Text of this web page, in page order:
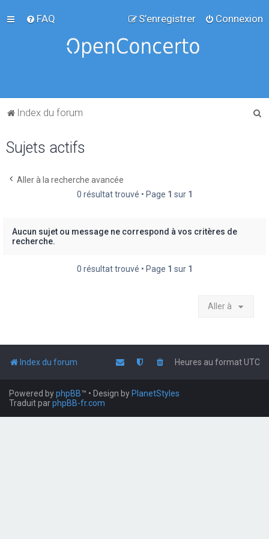
FAQ Connexion
S’enregistrer
Index du forum
Sujets actifs
Aller à la recherche avancée
0 résultat trouvé • Page 1 sur 1
Aucun sujet ou message ne correspond à vos critères de
recherche.
0 résultat trouvé • Page 1 sur 1
Aller à
Index du forum Heures au formatUTC
Powered byphpBB™ • Design by PlanetStyles
Traduit parphpBB-fr.com